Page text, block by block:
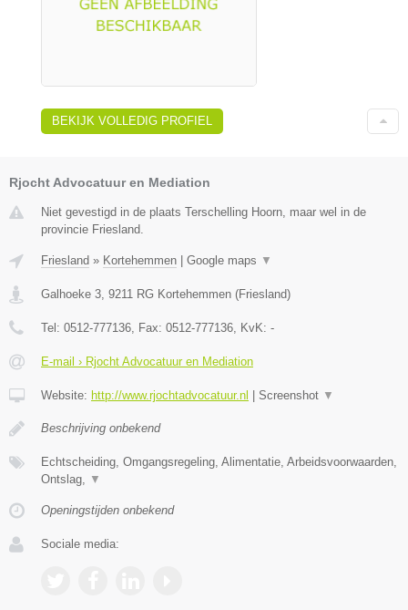
BEKIJK VOLLEDIG PROFIEL
Rjocht Advocatuur en Mediation
Niet gevestigd in de plaats Terschelling Hoorn, maar wel in de
provincie Friesland.
Friesland » Kortehemmen Google maps ▼
Galhoeke 3, 9211 RG Kortehemmen (Friesland)
Tel: 0512-777136, Fax: 0512-777136, KvK: -
E-mail › Rjocht Advocatuur en Mediation
Website: http://www.rjochtadvocatuur.nl Screenshot ▼
Beschrijving onbekend
Echtscheiding, Omgangsregeling, Alimentatie, Arbeidsvoorwaarden,
Ontslag, ▼
Openingstijden onbekend
Sociale media: